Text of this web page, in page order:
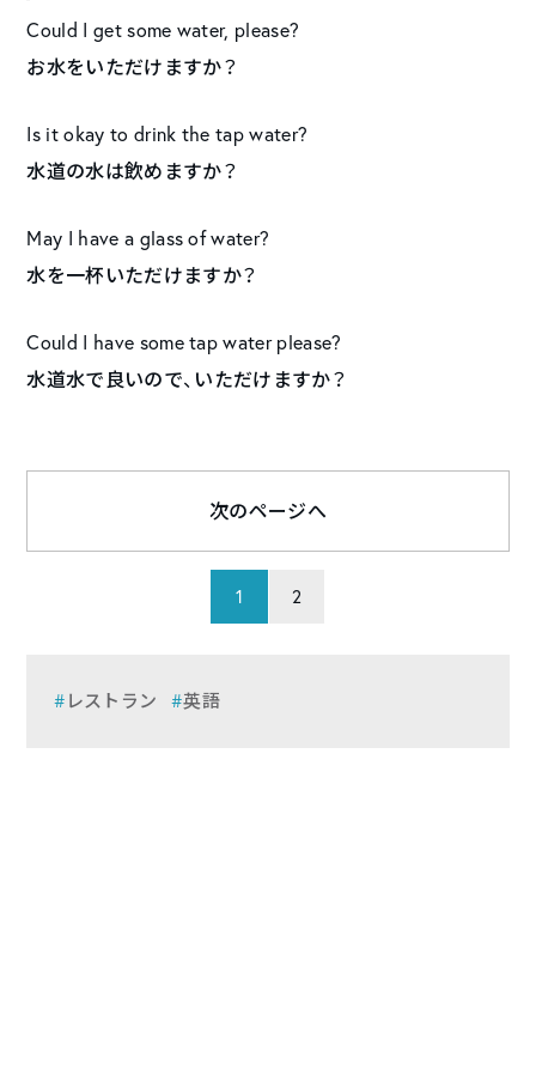
Could I get some water, please?
お水をいただけますか？
Is it okay to drink the tap water?
水道の水は飲めますか？
May I have a glass of water?
水を一杯いただけますか？
Could I have some tap water please?
水道水で良いので、いただけますか？
1 2
次のページへ
レストラン 英語